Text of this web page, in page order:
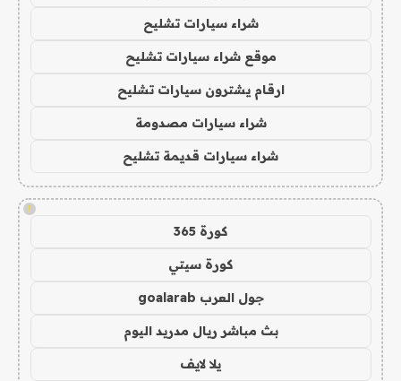
شراء سيارات تشليح
موقع شراء سيارات تشليح
ارقام يشترون سيارات تشليح
شراء سيارات مصدومة
شراء سيارات قديمة تشليح
!
كورة 365
كورة سيتي
جول العرب goalarab
بث مباشر ريال مدريد اليوم
يلا لايف